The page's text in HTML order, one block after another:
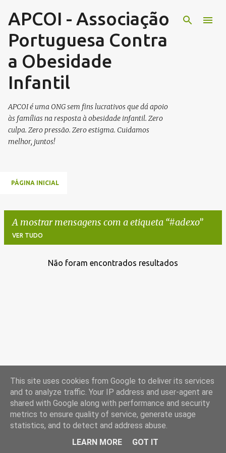
Avançar para o conteúdo principal
APCOI - Associação
Portuguesa Contra
a Obesidade
Infantil
APCOI é uma ONG sem fins lucrativos que dá apoio
às famílias na resposta à obesidade infantil. Zero
culpa. Zero pressão. Zero estigma. Cuidamos
melhor, juntos!
PÁGINA INICIAL
A mostrar mensagens com a etiqueta #adexo
VER TUDO
n
Não foram encontrados resultados
Com tecnologia do Blogger
This site uses cookies from Google to deliver its services
and to analyze traffic. Your IP address and user-agent are
shared with Google along with performance and security
metrics to ensure quality of service, generate usage
statistics, and to detect and address abuse.
LEARN MORE
GOT IT